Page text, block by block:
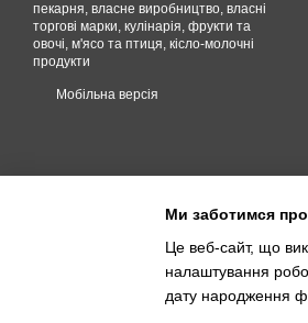
пекарня, власне виробництво, власні
торгові марки, кулінарія, фрукти та
овочі, м'ясо та птиця, кісло-молочні
продукти
Мобільна версія
Ми заботимся про
Це веб-сайт, що
налаштування
дату народження